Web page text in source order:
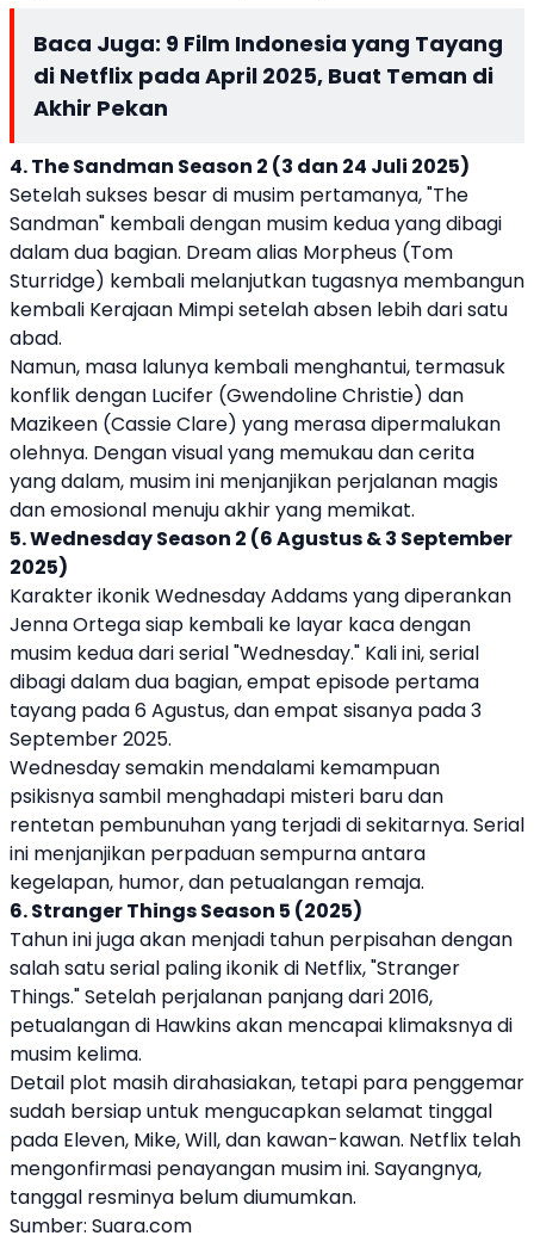
Baca Juga: 9 Film Indonesia yang Tayang
di Netflix pada April 2025, Buat Teman di
Akhir Pekan
4. The Sandman Season 2 (3 dan 24 Juli 2025)
Setelah sukses besar di musim pertamanya, "The
Sandman" kembali dengan musim kedua yang dibagi
dalam dua bagian. Dream alias Morpheus (Tom
Sturridge) kembali melanjutkan tugasnya membangun
kembali Kerajaan Mimpi setelah absen lebih dari satu
abad.
Namun, masa lalunya kembali menghantui, termasuk
konflik dengan Lucifer (Gwendoline Christie) dan
Mazikeen (Cassie Clare) yang merasa dipermalukan
olehnya. Dengan visual yang memukau dan cerita
yang dalam, musim ini menjanjikan perjalanan magis
dan emosional menuju akhir yang memikat.
5. Wednesday Season 2 (6 Agustus & 3 September
2025)
Karakter ikonik Wednesday Addams yang diperankan
Jenna Ortega siap kembali ke layar kaca dengan
musim kedua dari serial "Wednesday." Kali ini, serial
dibagi dalam dua bagian, empat episode pertama
tayang pada 6 Agustus, dan empat sisanya pada 3
September 2025.
Wednesday semakin mendalami kemampuan
psikisnya sambil menghadapi misteri baru dan
rentetan pembunuhan yang terjadi di sekitarnya. Serial
ini menjanjikan perpaduan sempurna antara
kegelapan, humor, dan petualangan remaja.
6. Stranger Things Season 5 (2025)
Tahun ini juga akan menjadi tahun perpisahan dengan
salah satu serial paling ikonik di Netflix, "Stranger
Things." Setelah perjalanan panjang dari 2016,
petualangan di Hawkins akan mencapai klimaksnya di
musim kelima.
Detail plot masih dirahasiakan, tetapi para penggemar
sudah bersiap untuk mengucapkan selamat tinggal
pada Eleven, Mike, Will, dan kawan-kawan. Netflix telah
mengonfirmasi penayangan musim ini. Sayangnya,
tanggal resminya belum diumumkan.
Sumber: Suara.com